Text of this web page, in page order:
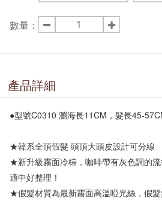
數量：
產品詳細
●型號C0310 瀏海長11CM，髮長45-
★韓系全頂假髮 頭頂大頭皮設計可分線
★新升級霧面冷棕，咖啡帶有灰色調的
適中好整理！
★假髮材質為最新霧面高溫啞光絲，假髮